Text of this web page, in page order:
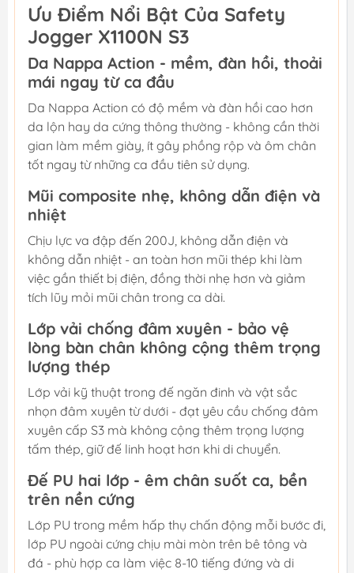
Ưu Điểm Nổi Bật Của Safety
Jogger X1100N S3
Da Nappa Action - mềm, đàn hồi, thoải
mái ngay từ ca đầu
Da Nappa Action có độ mềm và đàn hồi cao hơn
da lộn hay da cứng thông thường - không cần thời
gian làm mềm giày, ít gây phồng rộp và ôm chân
tốt ngay từ những ca đầu tiên sử dụng.
Mũi composite nhẹ, không dẫn điện và
nhiệt
Chịu lực va đập đến 200J, không dẫn điện và
không dẫn nhiệt - an toàn hơn mũi thép khi làm
việc gần thiết bị điện, đồng thời nhẹ hơn và giảm
tích lũy mỏi mũi chân trong ca dài.
Lớp vải chống đâm xuyên - bảo vệ
lòng bàn chân không cộng thêm trọng
lượng thép
Lớp vải kỹ thuật trong đế ngăn đinh và vật sắc
nhọn đâm xuyên từ dưới - đạt yêu cầu chống đâm
xuyên cấp S3 mà không cộng thêm trọng lượng
tấm thép, giữ đế linh hoạt hơn khi di chuyển.
Đế PU hai lớp - êm chân suốt ca, bền
trên nền cứng
Lớp PU trong mềm hấp thụ chấn động mỗi bước đi,
lớp PU ngoài cứng chịu mài mòn trên bê tông và
đá - phù hợp ca làm việc 8-10 tiếng đứng và di